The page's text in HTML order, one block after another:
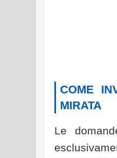
COME
MIRATA
Le